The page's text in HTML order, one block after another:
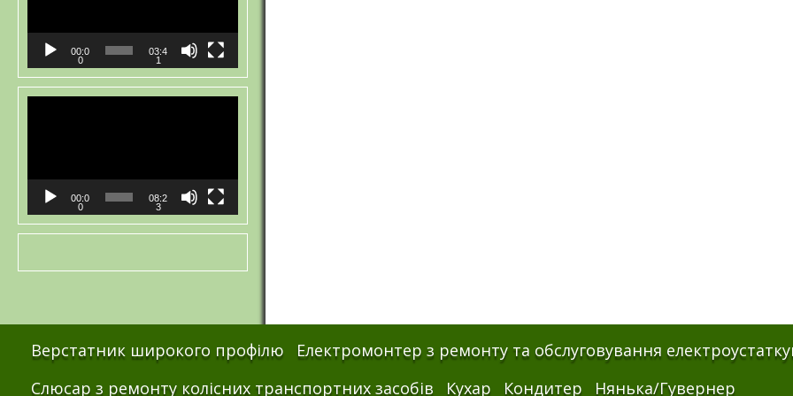
00:0
0
03:4
1
00:0
0
08:2
3
Верстатник широкого профілю
Електромонтер з ремонту та обслуговування
Слюсар з ремонту колісних транспортних засобів
Кухар Кондитер Нянька/Гувернер